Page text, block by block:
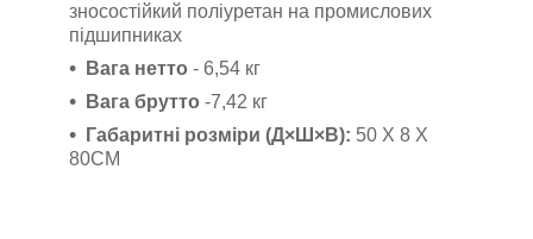
зносостійкий поліуретан на промислових
підшипниках
Вага нетто - 6,54 кг
Вага брутто -7,42 кг
Габаритні розміри (Д×Ш×В): 50 X 8 X
80CM